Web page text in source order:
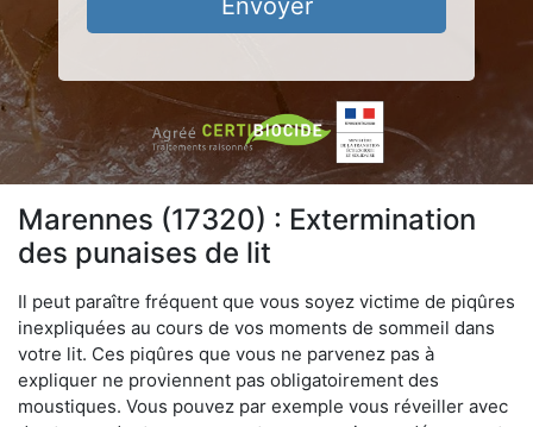
Envoyer
Marennes (17320) : Extermination
des punaises de lit
Il peut paraître fréquent que vous soyez victime de piqûres
inexpliquées au cours de vos moments de sommeil dans
votre lit. Ces piqûres que vous ne parvenez pas à
expliquer ne proviennent pas obligatoirement des
moustiques. Vous pouvez par exemple vous réveiller avec